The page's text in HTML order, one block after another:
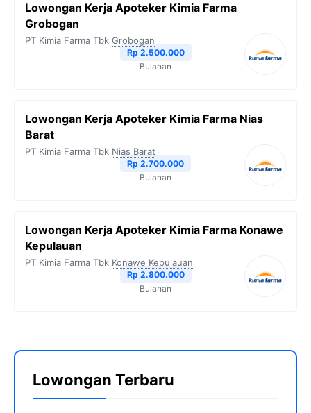
Lowongan Kerja Apoteker Kimia Farma
Grobogan
PT Kimia Farma Tbk Grobogan
Rp 2.500.000
Bulanan
Lowongan Kerja Apoteker Kimia Farma Nias
Barat
PT Kimia Farma Tbk Nias Barat
Rp 2.700.000
Bulanan
Lowongan Kerja Apoteker Kimia Farma Konawe
Kepulauan
PT Kimia Farma Tbk Konawe Kepulauan
Rp 2.800.000
Bulanan
Lowongan Terbaru